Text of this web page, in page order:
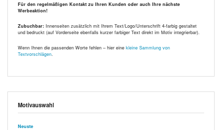
Für den regelmäßigen Kontakt zu Ihren Kunden oder auch Ihre nächste
Werbeaktion!
Zubuchbar: Innenseiten zusätzlich mit Ihrem Text/Logo/Unterschrift 4-farbig gestaltet
und bedruckt (auf Vorderseite ebenfalls kurzer farbiger Text direkt im Motiv integrierbar).
Wenn Ihnen die passenden Worte fehlen – hier eine kleine Sammlung von
Textvorschlägen
Motivauswahl
Neuste